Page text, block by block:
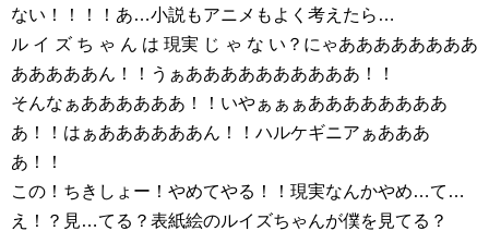
ない！！！！あ…小説もアニメもよく考えたら…
ル イ ズ ち ゃ ん は 現実 じ ゃ な い？にゃああああああああ
あああああん！！うぁああああああああああ！！
そんなぁああああああ！！いやぁぁぁああああああああ
あ！！はぁああああああん！！ハルケギニアぁあああ
あ！！
この！ちきしょー！やめてやる！！現実なんかやめ…て…
え！？見…てる？表紙絵のルイズちゃんが僕を見てる？